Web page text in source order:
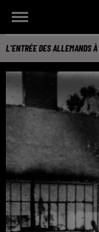
L'ENTRÉE DES ALLEMANDS